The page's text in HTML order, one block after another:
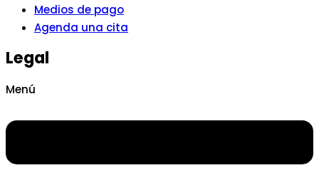
Medios de pago
Agenda una cita
Legal
Menú